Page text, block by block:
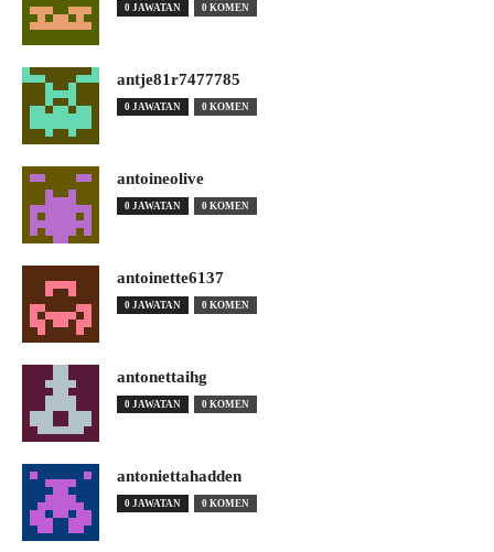
0 JAWATAN 0 KOMEN
antje81r7477785
0 JAWATAN 0 KOMEN
antoineolive
0 JAWATAN 0 KOMEN
antoinette6137
0 JAWATAN 0 KOMEN
antonettaihg
0 JAWATAN 0 KOMEN
antoniettahadden
0 JAWATAN 0 KOMEN